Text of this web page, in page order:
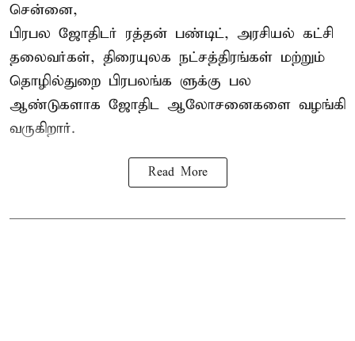
சென்னை,
பிரபல ஜோதிடர் ரத்தன் பண்டிட், அரசியல் கட்சி
தலைவர்கள், திரையுலக நட்சத்திரங்கள் மற்றும்
தொழில்துறை பிரபலங்க ளுக்கு பல
ஆண்டுகளாக ஜோதிட ஆலோசனைகளை வழங்கி
வருகிறார்.
Read More